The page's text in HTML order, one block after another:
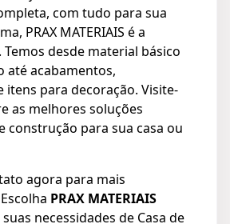
com tudo para sua
PRAX MATERIAIS é a
desde material básico
até acabamentos,
itens para decoração. Visite-
as melhores soluções
construção para sua casa ou
agora para mais
PRAX MATERIAIS
necessidades de Casa de